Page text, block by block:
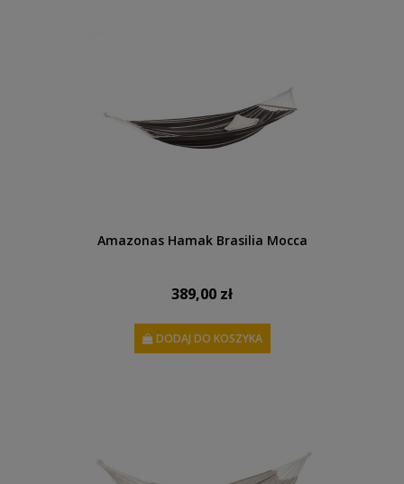
Amazonas Hamak Brasilia Mocca
389,00 zł
DODAJ DO KOSZYKA